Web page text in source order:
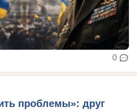
0
проблемы»: друг